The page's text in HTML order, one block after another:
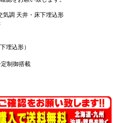
気調 天井・床下埋込形
埋込形）
制御搭載